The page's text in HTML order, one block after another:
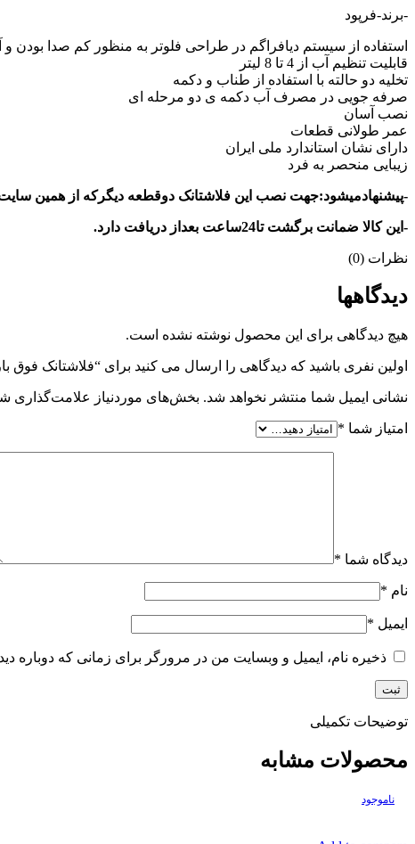
-برند-فرپود
استفاده از سیستم دیافراگم در طراحی فلوتر به منظور کم صدا بودن و
قابلیت تنظیم آب از 4 تا 8 لیتر
تخلیه دو حالته با استفاده از طناب و دکمه
صرفه جویی در مصرف آب دکمه ی دو مرحله ای
نصب آسان
عمر طولانی قطعات
دارای نشان استاندارد ملی ایران
زیبایی منحصر به فرد
-پیشنهادمیشود:جهت نصب این فلاشتانک دوقطعه دیگرکه از همین سایت میتوانیدسفارش دهید.تهیه شود: 1- یکعدد
-این کالا ضمانت برگشت تا24ساعت بعداز دریافت دارد.
نظرات (0)
دیدگاهها
هیچ دیدگاهی برای این محصول نوشته نشده است.
اولین نفری باشید که دیدگاهی را ارسال می کنید برای “فلاشتانک
نشانی ایمیل شما منتشر نخواهد شد. بخش‌های موردنیاز علامت‌گذاری
امتیاز شما *
دیدگاه شما *
نام *
ایمیل *
ذخیره نام، ایمیل و وبسایت من در مرورگر برای زمانی که دوباره
توضیحات تکمیلی
محصولات مشابه
ناموجود